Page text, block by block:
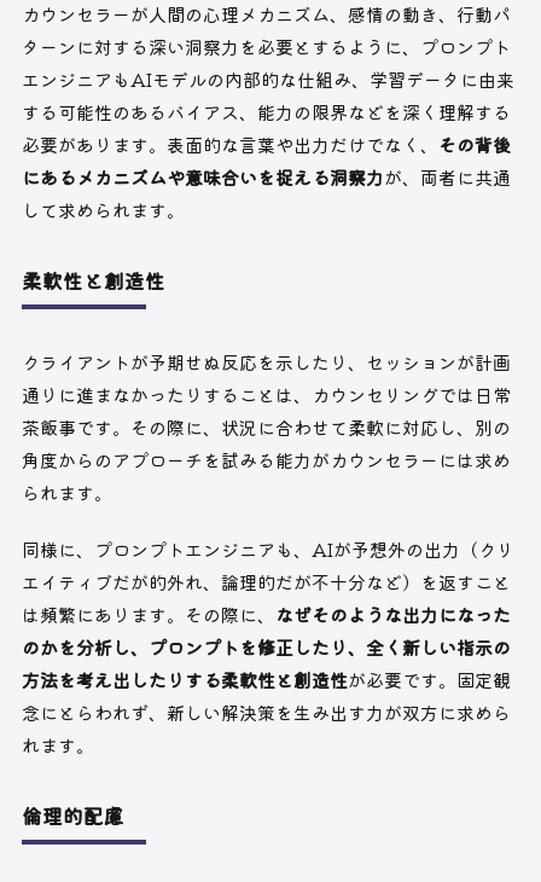
カウンセラーが人間の心理メカニズム、感情の動き、行動パ
ターンに対する深い洞察力を必要とするように、プロンプト
エンジニアもAIモデルの内部的な仕組み、学習データに由来
する可能性のあるバイアス、能力の限界などを深く理解する
必要があります。表面的な言葉や出力だけでなく、 その背後
にあるメカニズムや意味合いを捉える洞察力が、両者に共通
して求められます。
柔軟性と創造性
クライアントが予期せぬ反応を示したり、セッションが計画
通りに進まなかったりすることは、カウンセリングでは日常
茶飯事です。その際に、状況に合わせて柔軟に対応し、別の
角度からのアプローチを試みる能力がカウンセラーには求め
られます。
同様に、プロンプトエンジニアも、AIが予想外の出力（クリ
エイティブだが的外れ、論理的だが不十分など）を返すこと
は頻繁にあります。その際に、 なぜそのような出力になった
のかを分析し、プロンプトを修正したり、全く新しい指示の
方法を考え出したりする柔軟性と創造性が必要です。固定観
念にとらわれず、新しい解決策を生み出す力が双方に求めら
れます。
倫理的配慮